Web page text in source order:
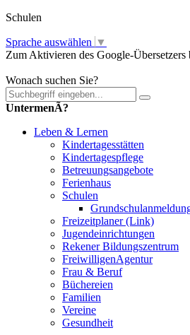
Schulen
Sprache auswählen ▼
Zum Aktivieren des Google-
Wonach suchen Sie?
UntermenÃ?
Leben & Lernen
Kindertagesstätten
Kindertagespflege
Betreuungsangebote
Ferienhaus
Schulen
Freizeitplaner (Link)
Jugendeinrichtungen
Rekener Bildungszentrum
FreiwilligenAgentur
Frau & Beruf
Büchereien
Familien
Vereine
Gesundheit